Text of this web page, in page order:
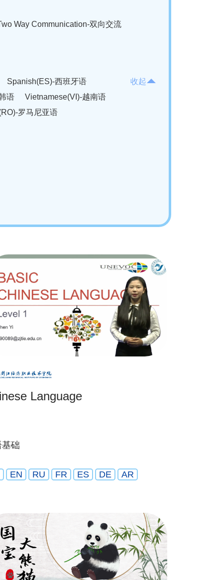
Way Communication-双向交流
Spanish(ES)-西班牙语
语
Vietnamese(VI)-越南语
罗马尼亚语
收起
Language
础
EN RU FR ES DE AR